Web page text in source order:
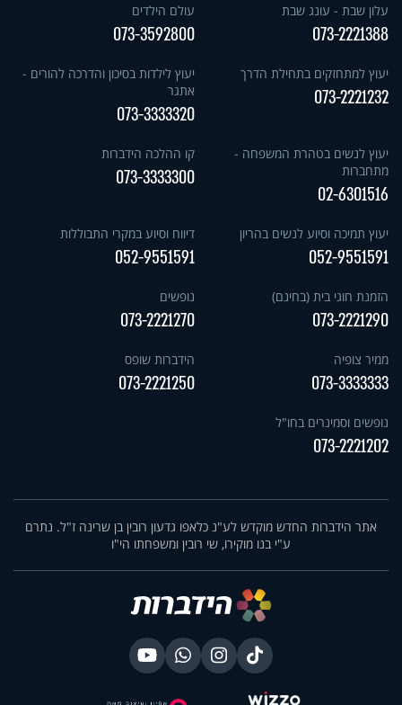
עלון שבת - עונג שבת
073-2221388
עולם הילדים
073-3592800
יעוץ למתחזקים בתחילת הדרך
073-2221232
יעוץ לילדות בסיכון והדרכה להורים -
אתגר
073-3333320
יעוץ לנשים בטהרת המשפחה -
מתחברות
02-6301516
קו ההלכה הידברות
073-3333300
יעוץ תמיכה וסיוע לנשים בהריון
052-9551591
דיווח וסיוע במקרי התבוללות
052-9551591
הזמנת חוגי בית (בחינם)
073-2221290
נופשים
073-2221270
ממיר צופיה
073-3333333
הידברות שופס
073-2221250
נופשים וסמינרים בחו"ל
073-2221202
אתר הידברות החדש מוקדש לע"נ כלאפו גדעון רובין בן שרינה ז"ל. נתרם
ע"י בנו מוקירו, שי רובין ומשפחתו הי"ו